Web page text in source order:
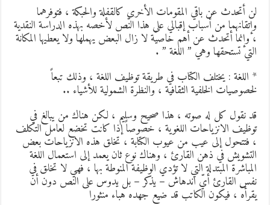
أتحدث عن باقي المقومات الأخرى كالقفلة والحبكة ، فتوفرهما
من أسباب إقبالي على هذا النّص لأخصه بهذه الدراسة النقدية
وإنما أتحدث عن أهم خاصيّة لا زال البعض يهملها ولا يعطيها المكانة
تستحقها وهي ” اللغة ” .
اللغة : يختلف الكتاب في طريقة توظيف اللغة ، وذلك تبعاً
الخلفية الثقافية ، والنظرة الشمولية للأشياء ..
نقول كل له صوته ، هذا صحيح وسليم ، لكن هناك من يبالغ في
الانزياحات اللغوية ، خصوصاً إذا كانت تخضع لعامل التكلف
فتتحول إلى عيب من عيوب الكتابة ، تخلق هذه الانزياحات بعض
في ذهن القارئ ، وهناك نوع ثان يعمد إلى استعمال اللغة
المبتدلة التي لا تؤدي الوظيفة المنوطة بها ، فهي لا تخلق في
القارئ أيّ اندهاش – يذكر – بل يدوس على النص دون أن
، فيكون الكاتب قد ضيع جهده هباء منثورا